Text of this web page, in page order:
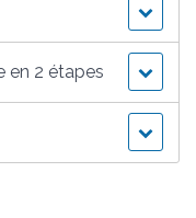
en 2 étapes